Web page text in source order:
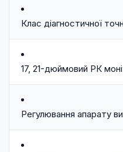
Клас діагностичної
17, 21-дюймовий РК
Регулювання апарату